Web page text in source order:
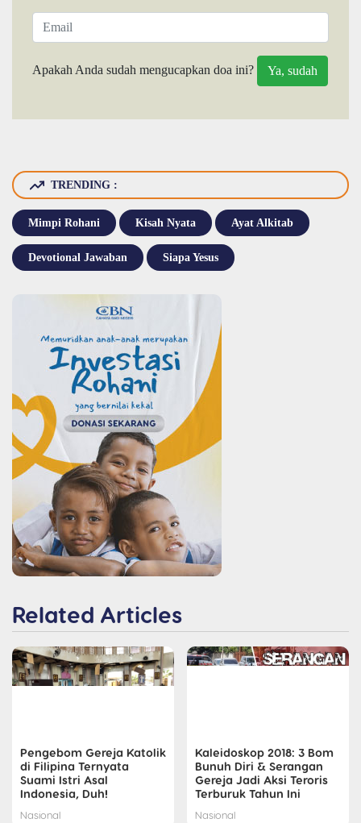
Apakah Anda sudah mengucapkan doa ini?
TRENDING :
Mimpi Rohani Kisah Nyata Ayat Alkitab
Devotional Jawaban Siapa Yesus
Related Articles
Pengebom Gereja Katolik
di Filipina Ternyata
Suami Istri Asal
Indonesia, Duh!
Nasional
Kaleidoskop 2018: 3 Bom
Bunuh Diri & Serangan
Gereja Jadi Aksi Teroris
Terburuk Tahun Ini
Nasional